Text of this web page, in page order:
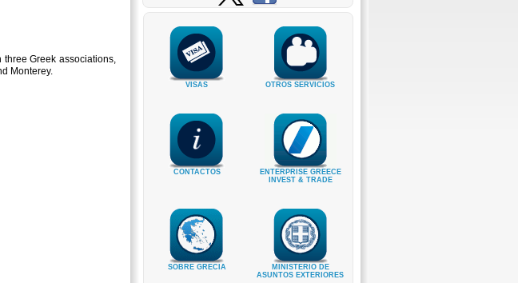
Greek associations,
Monterey.
VISAS OTROS SERVICIOS
CONTACTOS
ENTERPRISE GREECE
INVEST & TRADE
SOBRE GRECIA
MINISTERIO DE
ASUNTOS EXTERIORES